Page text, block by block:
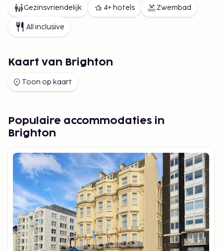
Gezinsvriendelijk 4+ hotels Zwembad
All inclusive
Kaart van Brighton
Toon op kaart
Populaire accommodaties in
Brighton